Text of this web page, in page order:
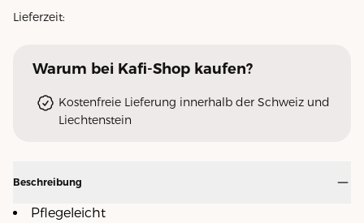
Lieferzeit:
Warum bei Kafi-Shop kaufen?
Kostenfreie Lieferung innerhalb der Schweiz und
Liechtenstein
Beschreibung
Pflegeleicht